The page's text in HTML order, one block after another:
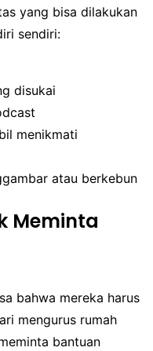
yang bisa dilakukan
sendiri:
disukai
menikmati
atau berkebun
Meminta
bahwa mereka harus
mengurus rumah
bantuan